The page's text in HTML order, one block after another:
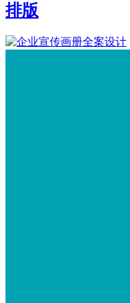
排版